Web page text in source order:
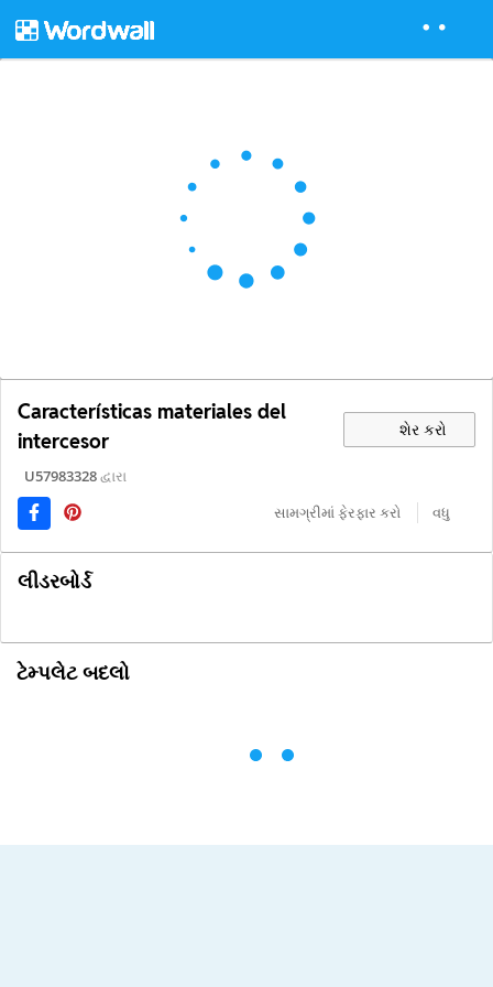
Características materiales del
intercesor
શેર કરો
U57983328દ્વારા
સામગ્રીમાં ફેરફાર કરો
વધુ
લીડરબોર્ડ
ટેમ્પલેટ બદલો